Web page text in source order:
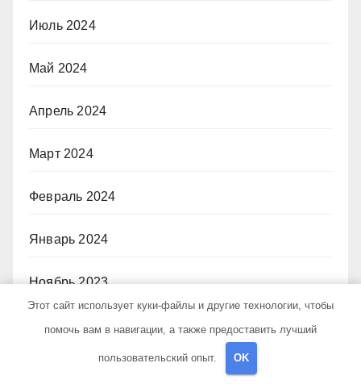
Июль 2024
Май 2024
Апрель 2024
Март 2024
Февраль 2024
Январь 2024
Ноябрь 2023
Октябрь 2023
Этот сайт использует куки-файлы и другие технологии, чтобы
помочь вам в навигации, а также предоставить лучший
пользовательский опыт. OK